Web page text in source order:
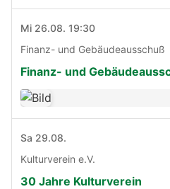
Mi 26.08. 19:30
Finanz- und Gebäudeausschuß
Finanz- und
Sa 29.08.
Kulturverein e.V.
30 Jahre Kulturverein